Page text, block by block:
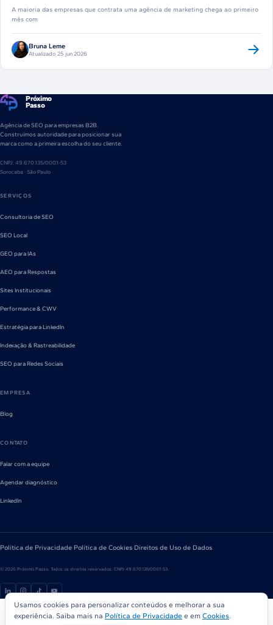
A maioria das empresas que contrata uma agência de marketing chega ao primeiro
mês com
Bruna Leme
Atualizado 25 jun 2026
Próximo
Passo
Agência de SEO para empresas B2B.
Construímos autoridade para posicionar sua
marca como a primeira escolha do seu cliente.
CNPJ: 49.670.135/0001-53
Sorocaba · São Paulo
SERVIÇOS
Consultoria de SEO
SEO Local
GEO para IAs
AEO para Respostas
Sites Institucionais
Performance & CWV
Estratégia para LinkedIn
Indexação & Rastreabilidade
SEO para Redes Sociais
EMPRESA
Blog
CONTATO
Falar com a equipe
Agendar diagnóstico
LinkedIn
Política de Privacidade·Política de Cookies·Direitos de Uso de Dados
© 2026 Próximo Passo. Todos os direitos reservados. CNPJ 49.670.135/0001-53.
Usamos cookies para personalizar conteúdos e melhorar a sua
experiência. Saiba mais na Política de Privacidade e em Cookies.